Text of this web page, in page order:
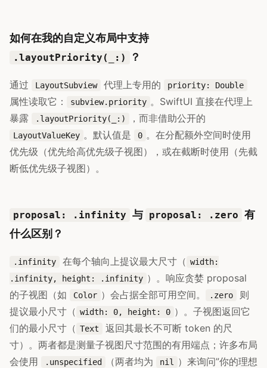
如何在我的自定义布局中支持
.layoutPriority(_:) ？
通过 LayoutSubview 代理上专用的 priority: Double
属性读取它： subview.priority 。SwiftUI 直接在代理上
暴露
.layoutPriority(_:) ，而非借助公开的
LayoutValueKey 。默认值是 0 。在分配额外空间时使用
优先级（优先给高优先级子视图），或在截断时使用（先截
断低优先级子视图）。
proposal: .infinity 与 proposal: .zero 有
什么区别？
.infinity 在每个轴向上提议最大尺寸（ width:
.infinity, height: .infinity ）。响应贪婪 proposal
的子视图（如
Color ）会占据全部可用空间。 .zero
则
提议最小尺寸（ width: 0, height: 0 ）。子视图返回它
们的最小尺寸（ Text
返回其最长不可断 token 的尺
寸）。两者都是测量子视图尺寸范围的有用端点；许多布局
会使用
.unspecified （两者均为 nil
）来询问”你的理想